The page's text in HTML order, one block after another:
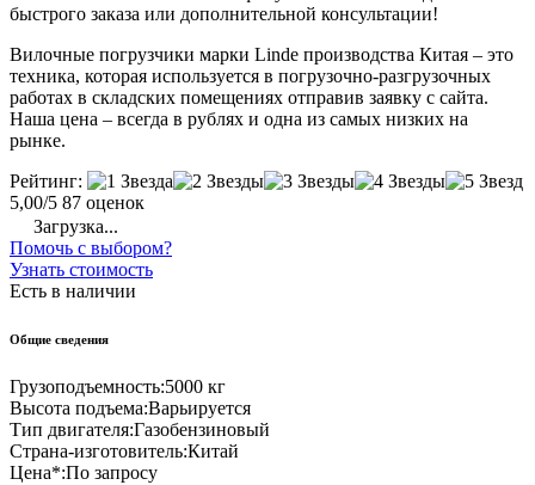
быстрого заказа или дополнительной консультации!
Вилочные погрузчики марки Linde производства Китая – это
техника, которая используется в погрузочно-разгрузочных
работах в складских помещениях отправив заявку с сайта.
Наша цена – всегда в рублях и одна из самых низких на
рынке.
Рейтинг:
5,00/5 87 оценок
Загрузка...
Помочь с выбором?
Узнать стоимость
Есть в наличии
Общие сведения
Грузоподъемность:5000 кг
Высота подъема:Варьируется
Тип двигателя:Газобензиновый
Страна-изготовитель:Китай
Цена*:По запросу